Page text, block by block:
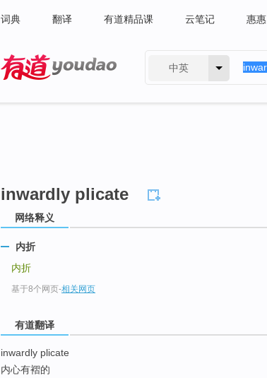
词典 翻译 有道精品课 云笔记 惠惠
中英
inwardly plicate
网络释义
内折
内折
基于8个网页-相关网页
有道翻译
inwardly plicate
内心有褶的